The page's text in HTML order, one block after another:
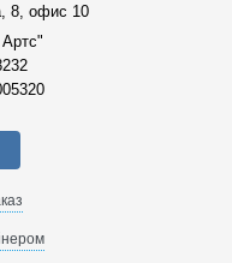
8, офис 10